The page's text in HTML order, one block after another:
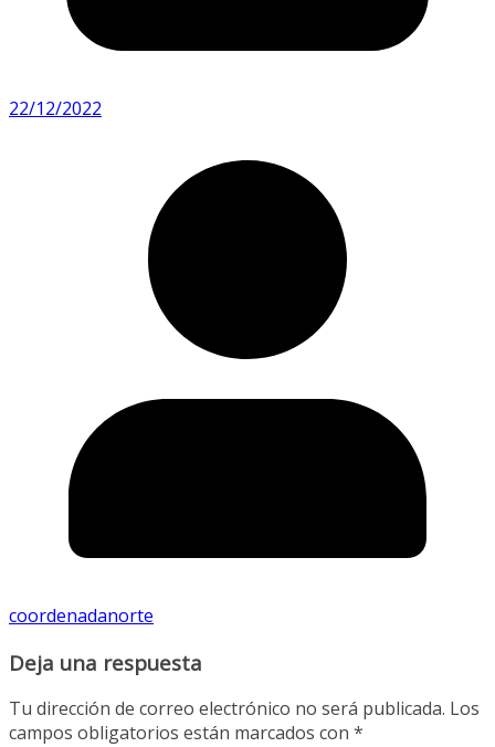
22/12/2022
coordenadanorte
Deja una respuesta
Tu dirección de correo electrónico no será publicada. Los
campos obligatorios están marcados con *